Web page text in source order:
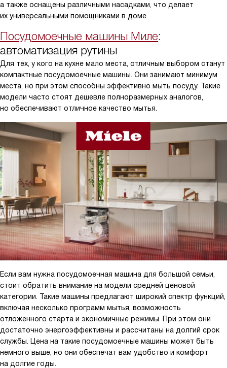
а также оснащены различными насадками, что делает
их универсальными помощниками в доме.
Посудомоечные машины Миле:
автоматизация рутины
Для тех, у кого на кухне мало места, отличным выбором станут
компактные посудомоечные машины. Они занимают минимум
места, но при этом способны эффективно мыть посуду. Такие
модели часто стоят дешевле полноразмерных аналогов,
но обеспечивают отличное качество мытья.
Если вам нужна посудомоечная машина для большой семьи,
стоит обратить внимание на модели средней ценовой
категории. Такие машины предлагают широкий спектр функций,
включая несколько программ мытья, возможность
отложенного старта и экономичные режимы. При этом они
достаточно энергоэффективны и рассчитаны на долгий срок
службы. Цена на такие посудомоечные машины может быть
немного выше, но они обеспечат вам удобство и комфорт
на долгие годы.